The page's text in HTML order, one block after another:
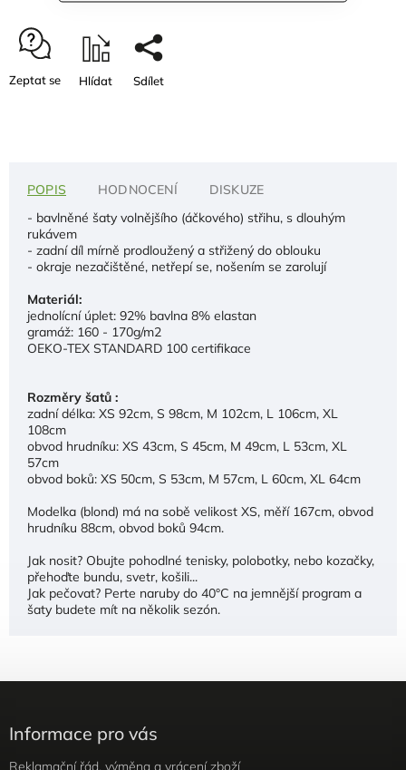
Zeptat se Hlídat Sdílet
POPIS HODNOCENÍ
DISKUZE
- bavlněné šaty volnějšího (áčkového) střihu, s dlouhým
rukávem
- zadní díl mírně prodloužený a střižený do oblouku
- okraje nezačištěné, netřepí se, nošením se zarolují
Materiál:
jednolícní úplet: 92% bavlna 8% elastan
gramáž: 160 - 170g/m2
OEKO-TEX STANDARD 100 certifikace
Rozměry šatů :
zadní délka: XS 92cm, S 98cm, M 102cm, L 106cm, XL
108cm
obvod hrudníku: XS 43cm, S 45cm, M 49cm, L 53cm, XL
57cm
obvod boků: XS 50cm, S 53cm, M 57cm, L 60cm, XL 64cm
Modelka (blond) má na sobě velikost XS, měří 167cm, obvod
hrudníku 88cm, obvod boků 94cm.
Jak nosit? Obujte pohodlné tenisky, polobotky, nebo kozačky,
přehoďte bundu, svetr, košili...
Jak pečovat? Perte naruby do 40°C na jemnější program a
šaty budete mít na několik sezón.
Informace pro vás
Reklamační řád, výměna a vrácení zboží